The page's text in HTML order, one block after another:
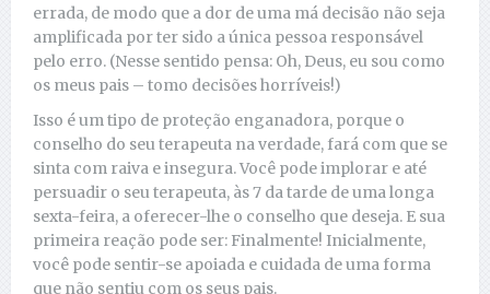
errada, de modo que a dor de uma má decisão não seja
amplificada por ter sido a única pessoa responsável
pelo erro. (Nesse sentido pensa: Oh, Deus, eu sou como
os meus pais – tomo decisões horríveis!)
Isso é um tipo de proteção enganadora, porque o
conselho do seu terapeuta na verdade, fará com que se
sinta com raiva e insegura. Você pode implorar e até
persuadir o seu terapeuta, às 7 da tarde de uma longa
sexta-feira, a oferecer-lhe o conselho que deseja. E sua
primeira reação pode ser: Finalmente! Inicialmente,
você pode sentir-se apoiada e cuidada de uma forma
que não sentiu com os seus pais.